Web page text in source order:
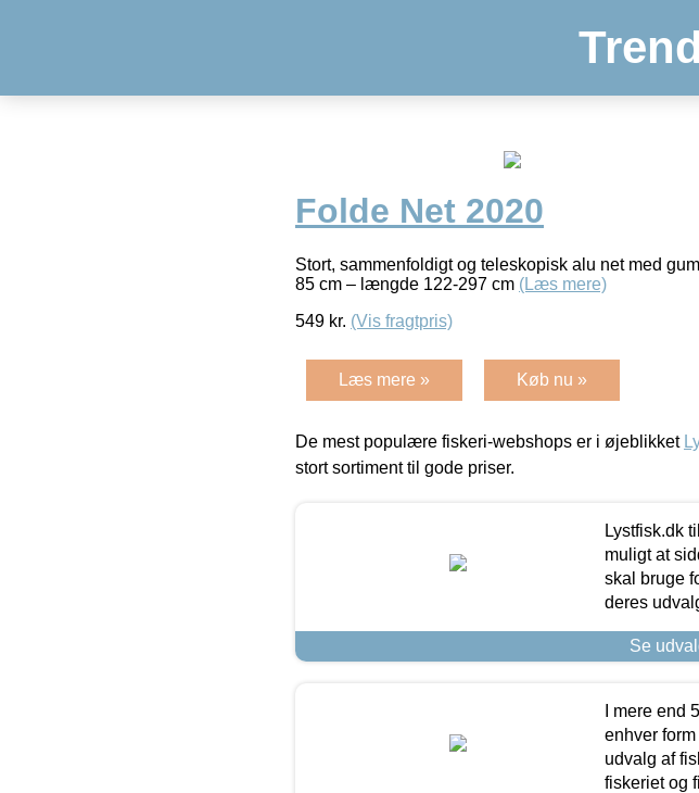
Folde Net 2020
Stort, sammenfoldigt og teleskopisk alu net med
85 cm – længde 122-297 cm (Læs mere)
549 kr. (Vis fragtpris)
Læs mere » Køb nu »
De mest populære fiskeri-webshops er i øjeblikket
stort sortiment til gode priser.
Lystfisk.dk
muligt at
skal bruge
deres
Se
I mere end
enhver
udvalg af
fiskeriet og